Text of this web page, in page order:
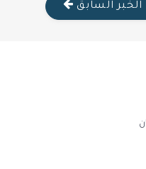
الخبر السابق